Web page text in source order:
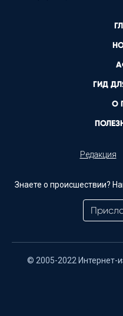
ГИД
О
Редакция
Знаете о происшествии?
© 2005-2022 Интернет-